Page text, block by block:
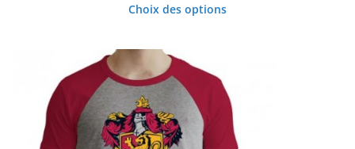
Choix des options
plusieurs
variations.